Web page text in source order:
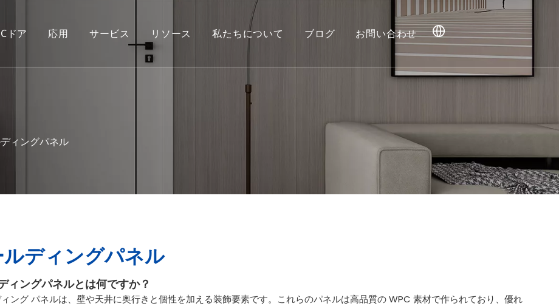
ドア 応用 サービス リソース 私たちについて ブログ お問い合わせ
ィングパネル
ルディングパネル
ィングパネルとは何ですか？
ング パネルは、壁や天井に奥行きと個性を加える装飾要素です。これらのパネルは高品質の WPC 素材で作られており、優れ